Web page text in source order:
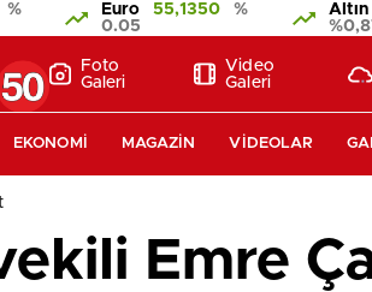
%
Euro 55,1350
%
0.05
Altın
Foto
Galeri
Video
Galeri
EKONOMI MAGAZIN VIDEOLAR
Emre